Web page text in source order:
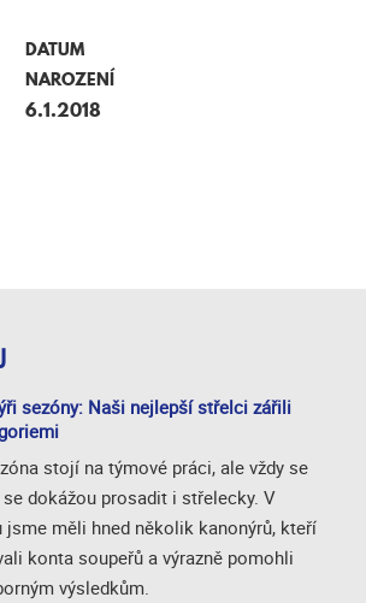
DATUM
NAROZENÍ
6.1.2018
sezóny: Naši nejlepší střelci zářili
stojí na týmové práci, ale vždy se
dokážou prosadit i střelecky. V
jsme měli hned několik kanonýrů, kteří
konta soupeřů a výrazně pomohli
výsledkům.